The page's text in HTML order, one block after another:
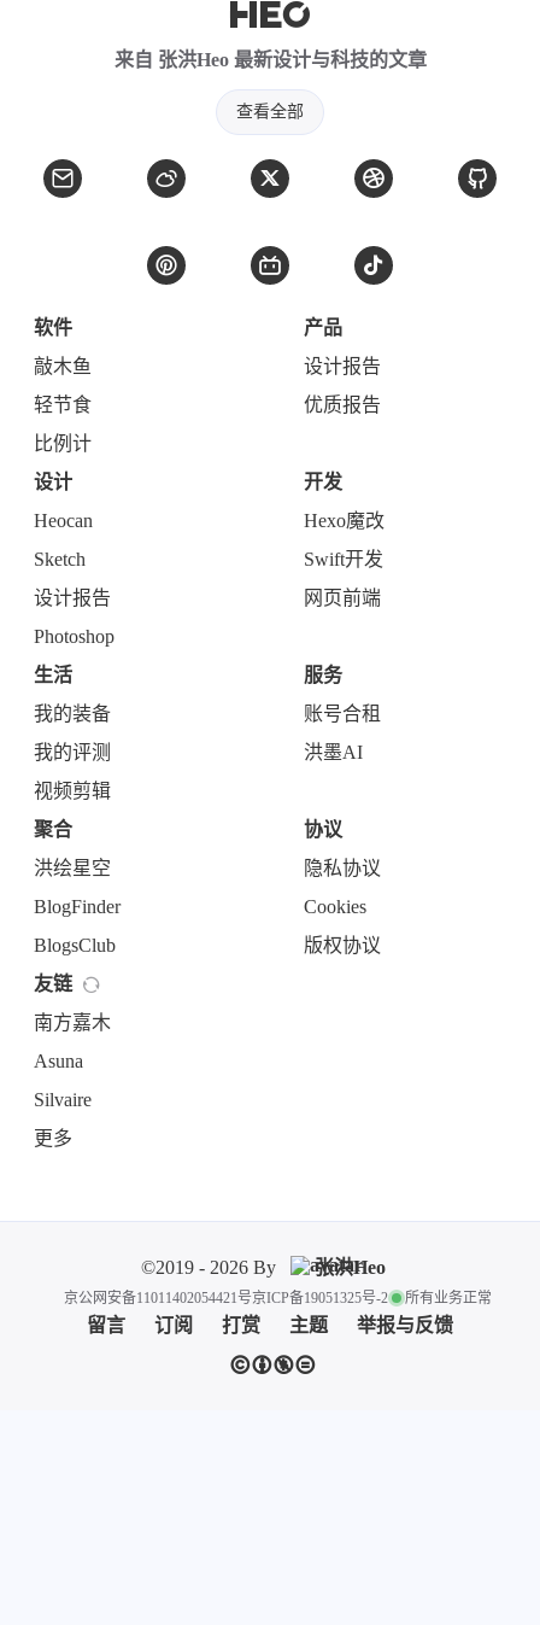
来自 张洪Heo 最新设计与科技的文章
查看全部
软件
敲木鱼
轻节食
比例计
产品
设计报告
优质报告
设计
Heocan
Sketch
设计报告
Photoshop
开发
Hexo魔改
Swift开发
网页前端
生活
我的装备
我的评测
视频剪辑
服务
账号合租
洪墨AI
聚合
洪绘星空
BlogFinder
BlogsClub
协议
隐私协议
Cookies
版权协议
友链
南方嘉木
Asuna
Silvaire
更多
©2019 - 2026 By 张洪Heo
京公网安备11011402054421号京ICP备19051325号-2 所有业务正常
留言 订阅 打赏 主题 举报与反馈